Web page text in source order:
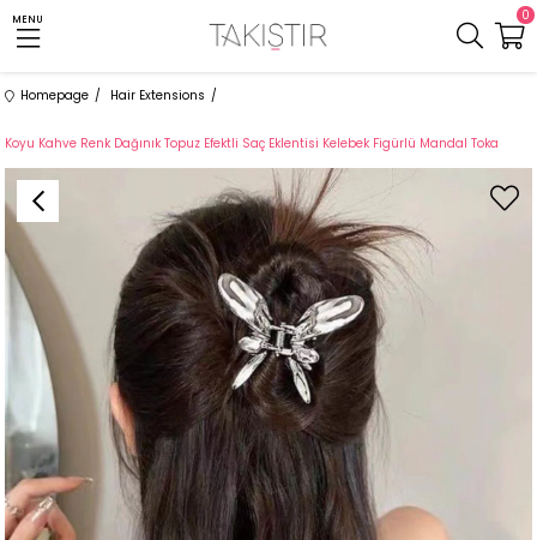
MENU 0
Homepage Hair Extensions
Koyu Kahve Renk Dağınık Topuz Efektli Saç Eklentisi Kelebek Figürlü Mandal Toka